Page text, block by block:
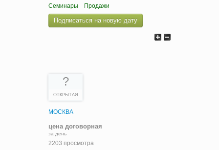
Семинары
Продажи
Подписаться на новую дату
?
ОТКРЫТАЯ
МОСКВА
цена договорная
за день
2203 просмотра